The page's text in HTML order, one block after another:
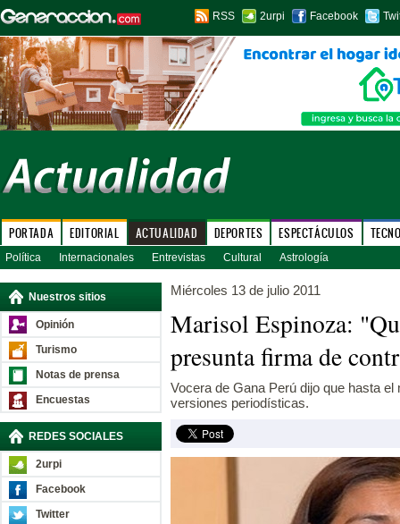
RSS 2urpi Facebook
PORTADA EDITORIAL ACTUALIDAD DEPORTES ESPECTÁCULOS
Política Internacionales Entrevistas Cultural Astrología
Nuestros sitios
Opinión
Turismo
Notas de prensa
Encuestas
REDES SOCIALES
2urpi
Facebook
Twitter
Miércoles 13 de julio 2011
Marisol Espinoza:
presunta firma de
Vocera de Gana Perú dijo que hasta
versiones periodísticas.